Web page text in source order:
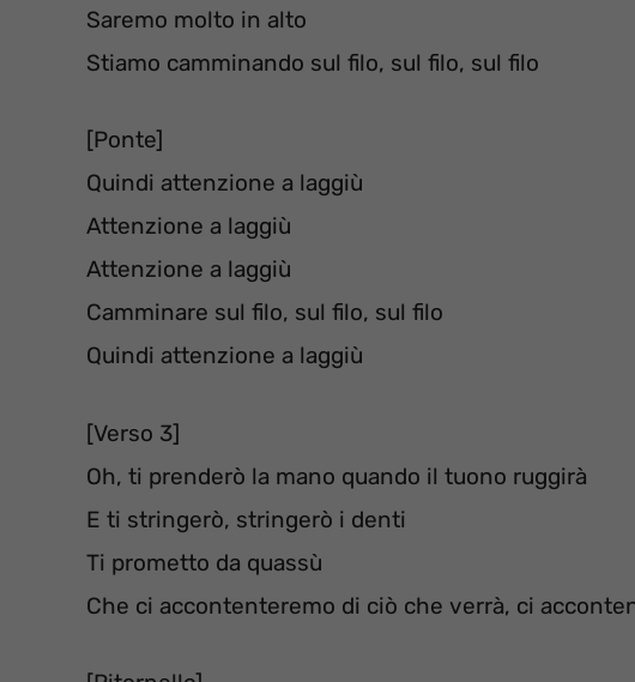
Saremo molto in alto
Stiamo camminando sul filo, sul filo, sul filo
[Ponte]
Quindi attenzione a laggiù
Attenzione a laggiù
Attenzione a laggiù
Camminare sul filo, sul filo, sul filo
Quindi attenzione a laggiù
[Verso 3]
Oh, ti prenderò la mano quando il tuono ruggirà
E ti stringerò, stringerò i denti
Ti prometto da quassù
Che ci accontenteremo di ciò che verrà, ci